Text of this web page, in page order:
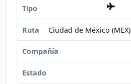
Ciudad de México (MEX)